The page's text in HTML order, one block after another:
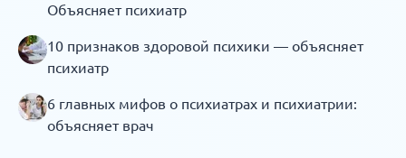
Объясняет психиатр
10 признаков здоровой психики — объясняет
психиатр
6 главных мифов о психиатрах и психиатрии:
объясняет врач